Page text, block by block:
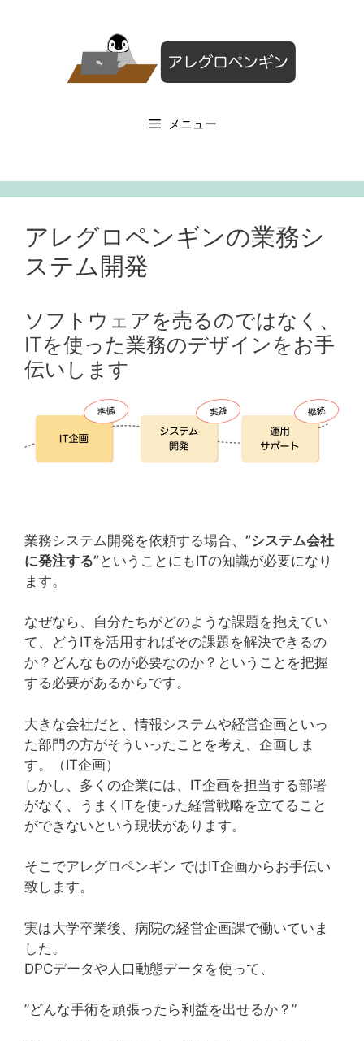
メニュー
アレグロペンギンの業務シ
ステム開発
ソフトウェアを売るのではなく、
ITを使った業務のデザインをお手
伝いします
業務システム開発を依頼する場合、 ”システム会社
に発注する”ということにもITの知識が必要になり
ます。
なぜなら、自分たちがどのような課題を抱えてい
て、どうITを活用すればその課題を解決できるの
か？どんなものが必要なのか？ということを把握
する必要があるからです。
大きな会社だと、情報システムや経営企画といっ
た部門の方がそういったことを考え、企画しま
す。（IT企画）
しかし、多くの企業には、IT企画を担当する部署
がなく、うまくITを使った経営戦略を立てること
ができないという現状があります。
そこでアレグロペンギン ではIT企画からお手伝い
致します。
実は大学卒業後、病院の経営企画課で働いていま
した。
DPCデータや人口動態データを使って、
”どんな手術を頑張ったら利益を出せるか？”